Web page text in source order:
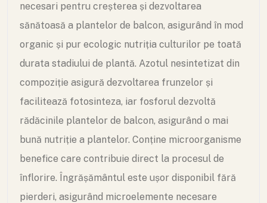
necesari pentru creșterea și dezvoltarea
sănătoasă a plantelor de balcon, asigurând în mod
organic și pur ecologic nutriția culturilor pe toată
durata stadiului de plantă. Azotul nesintetizat din
compoziție asigură dezvoltarea frunzelor și
facilitează fotosinteza, iar fosforul dezvoltă
rădăcinile plantelor de balcon, asigurând o mai
bună nutriție a plantelor. Conține microorganisme
benefice care contribuie direct la procesul de
înflorire. Îngrășământul este ușor disponibil fără
pierderi, asigurând microelemente necesare